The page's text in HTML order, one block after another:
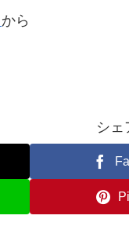
から
シェ